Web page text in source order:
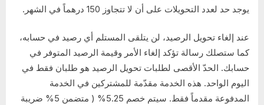
يوجد حد لعدد التحويلات على أن لا تتجاوز 150 درهماً في الشهر.
عند إلغاء تحويل الرصيد، لن يتلقى المستلم أي رصيد في حسابه،
كما ستصلك رسالة تؤكد إلغاء الأمر وقيمة الرصيد المتوفر في
حسابك. الحدّ الأقصى لطلبات تحويل الرصيد هو طلبان فقط في
اليوم الواحد. هذه الخدمة مقدّمة للمشتركين في الخدمة
المدفوعة مقدماً فقط. سيتم خصم 5.25% ( متضمن 5% ضريبة